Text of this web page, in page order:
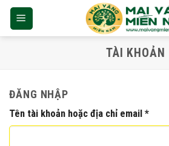
Skip
TÀI KHOẢN
ĐĂNG NHẬP
Tên tài khoản hoặc địa chỉ email *Bắt
buộc